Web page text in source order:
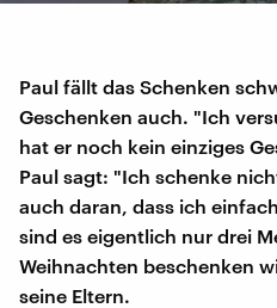
Paul fällt das Schenken
Geschenken auch. "Ich
hat er noch kein einziges
Paul sagt: "Ich schenke
auch daran, dass ich
sind es eigentlich nur drei
Weihnachten beschenken
seine Eltern.